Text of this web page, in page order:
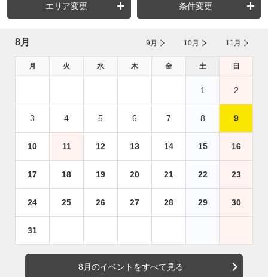
エリア変更 条件変更
8月 9月 10月 11月
月 火 水 木 金 土 日
1 2
3 4 5 6 7 8 9
10 11 12 13 14 15 16
17 18 19 20 21 22 23
24 25 26 27 28 29 30
31
8月のイベントをすべて見る